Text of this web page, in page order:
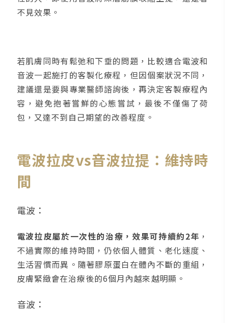
不見效果。
若肌膚同時有鬆弛和下垂的問題，比較適合電波和
音波一起施打的客製化療程，但因個案狀況不同，
建議還是要與專業醫師諮詢後，再決定客製療程內
容，避免抱著嘗鮮的心態嘗試，最後不僅傷了荷
包，又達不到自己期望的改善程度。
電波拉皮vs音波拉提：維持時
間
電波：
電波拉皮屬於一次性的治療，效果可持續約2年 ，
不過實際的維持時間，仍依個人體質、老化速度、
生活習慣而異。隨著膠原蛋白在體內不斷的重組，
皮膚緊緻會在治療後的6個月內越來越明顯。
音波：